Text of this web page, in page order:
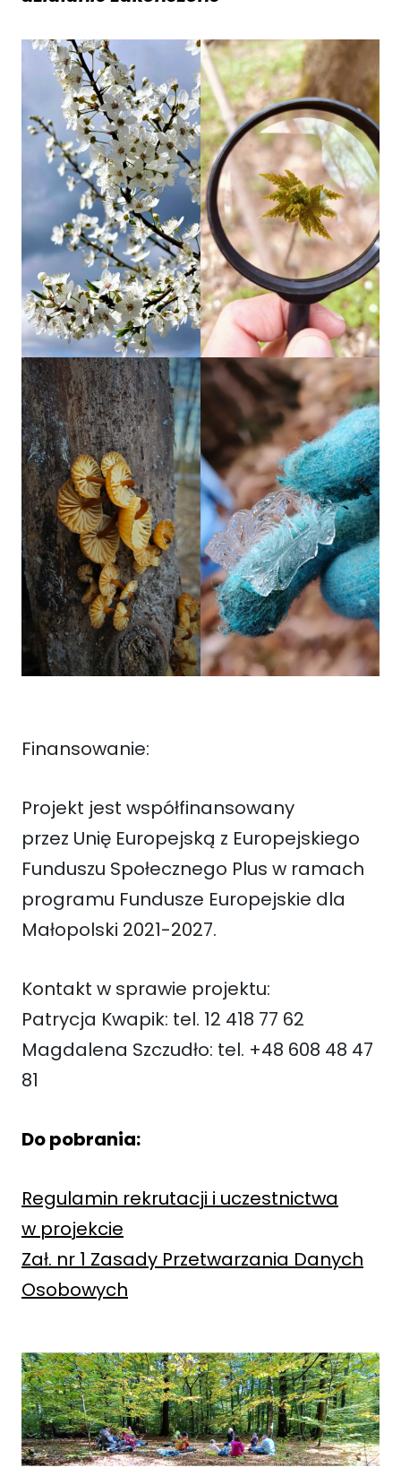
Finansowanie:
Projekt jest współfinansowany
przez Unię Europejską z Europejskiego
Funduszu Społecznego Plus w ramach
programu Fundusze Europejskie dla
Małopolski 2021-2027.
Kontakt w sprawie projektu:
Patrycja Kwapik: tel. 12 418 77 62
Magdalena Szczudło: tel. +48 608 48 47
81
Do pobrania:
Regulamin rekrutacji i uczestnictwa
w projekcie
Zał. nr 1 Zasady Przetwarzania Danych
Osobowych